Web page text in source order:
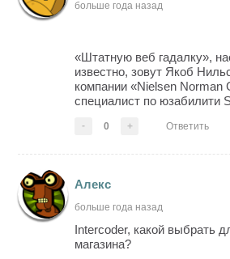
больше года назад
«Штатную веб гадалку»,
известно, зовут Якоб
компании «Nielsen
специалист по юзабилити
- 0 + Ответить
Алекс
больше года назад
Intercoder, какой выбрать
магазина?